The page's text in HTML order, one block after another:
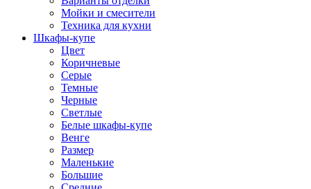
Мойки и смесители
Техника для кухни
Шкафы-купе
Цвет
Коричневые
Серые
Темные
Черные
Светлые
Белые шкафы-купе
Венге
Размер
Маленькие
Большие